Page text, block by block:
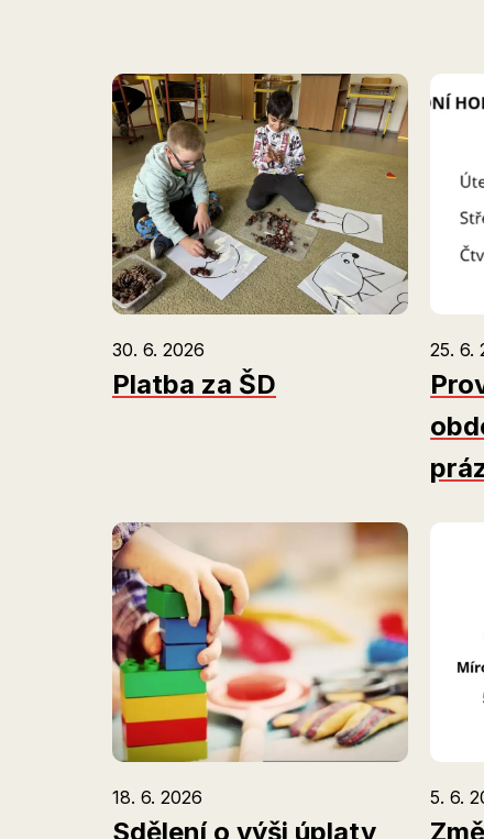
30. 6. 2026
Platba za ŠD
25. 6.
18. 6. 2026
Sdělení o výši úplaty
5. 6.